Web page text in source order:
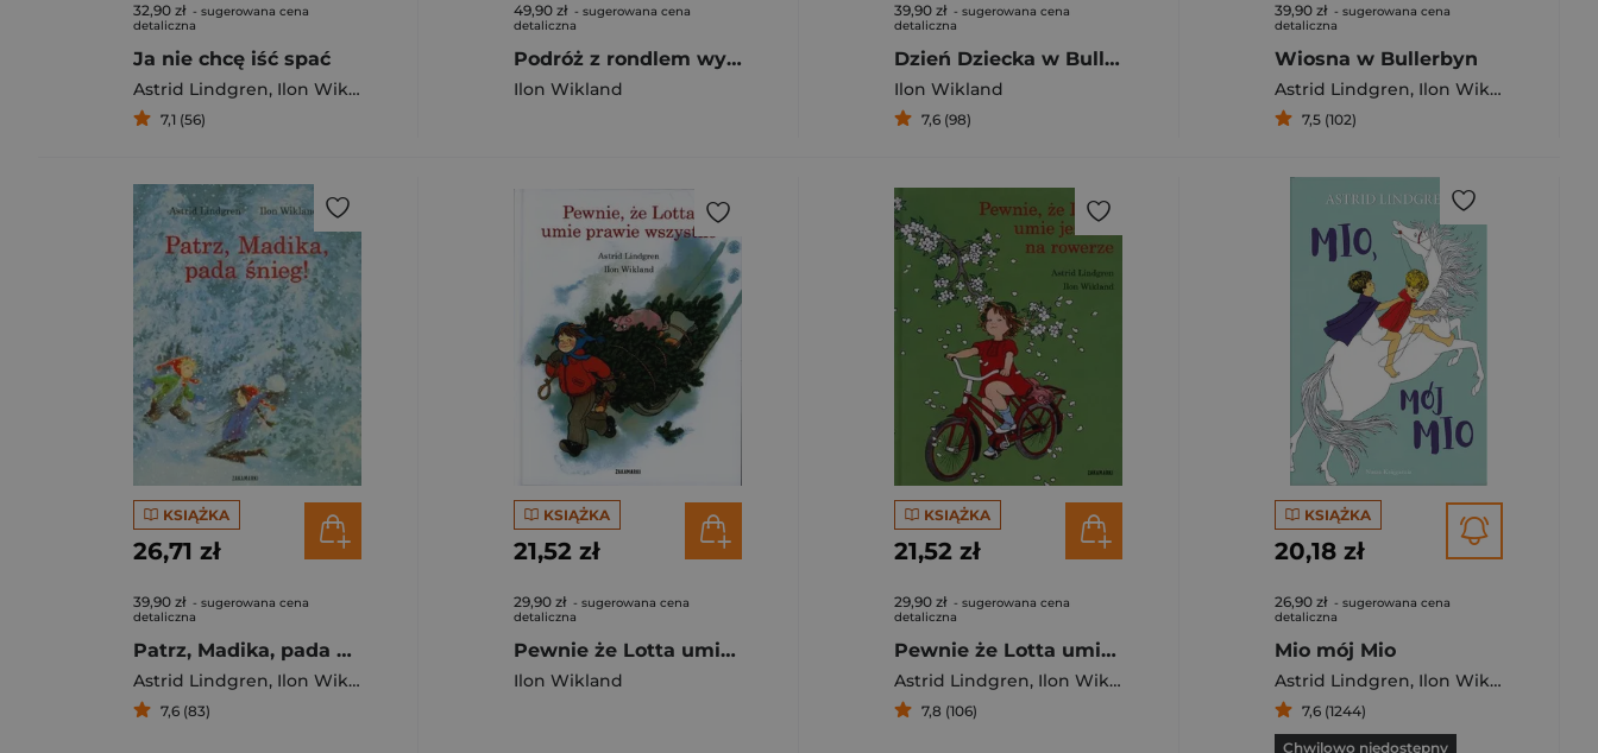
32,90 zł - sugerowana cena
detaliczna
Ja nie chcę iść spać
Astrid Lindgren, Ilon Wikland
7,1 (56)
49,90 zł - sugerowana cena
detaliczna
Podróż z rondlem wyd. 2024
Ilon Wikland
39,90 zł - sugerowana cena
detaliczna
Dzień Dziecka w Bullerbyn
Ilon Wikland
7,6 (98)
39,90 zł - sugerowana cena
detaliczna
Wiosna w Bullerbyn
Astrid Lindgren, Ilon Wikland
7,5 (102)
KSIĄŻKA
26,71 zł
39,90 zł - sugerowana cena
detaliczna
Patrz, Madika, pada śnieg!
Astrid Lindgren, Ilon Wikland
7,6 (83)
KSIĄŻKA
21,52 zł
29,90 zł - sugerowana cena
detaliczna
Pewnie że Lotta umie prawie wszystko
Ilon Wikland
KSIĄŻKA
21,52 zł
29,90 zł - sugerowana cena
detaliczna
Pewnie że Lotta umie jeździć na rowerze
Astrid Lindgren, Ilon Wikland
7,8 (106)
KSIĄŻKA
20,18 zł
26,90 zł - sugerowana cena
detaliczna
Mio mój Mio
Astrid Lindgren, Ilon Wikland
7,6 (1244)
Chwilowo niedostępny